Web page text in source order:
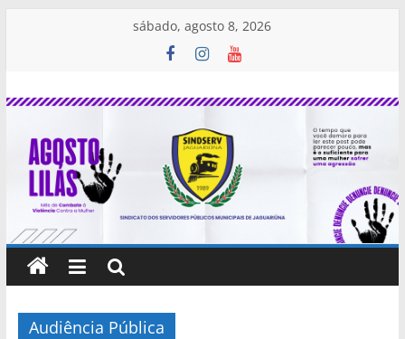
sábado, agosto 8, 2026
SINDSERV
JAGUARIÚNA
Sindicato
dos
Servidores
Públicos
Municipais
de
Jaguariúna
Audiência Pública